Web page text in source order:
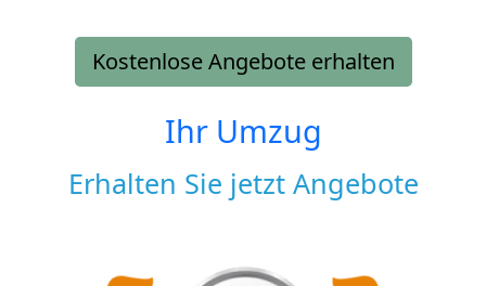
Kostenlose Angebote erhalten
Ihr Umzug
Erhalten Sie jetzt Angebote